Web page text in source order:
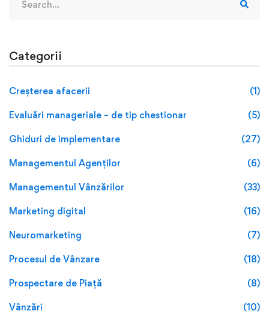
Categorii
Creșterea afacerii (1)
Evaluări manageriale – de tip chestionar (5)
Ghiduri de implementare (27)
Managementul Agenților (6)
Managementul Vânzărilor (33)
Marketing digital (16)
Neuromarketing (7)
Procesul de Vânzare (18)
Prospectare de Piață (8)
Vânzări (10)